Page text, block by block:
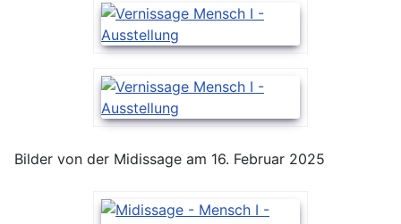
Bilder von der Midissage am 16. Februar 2025